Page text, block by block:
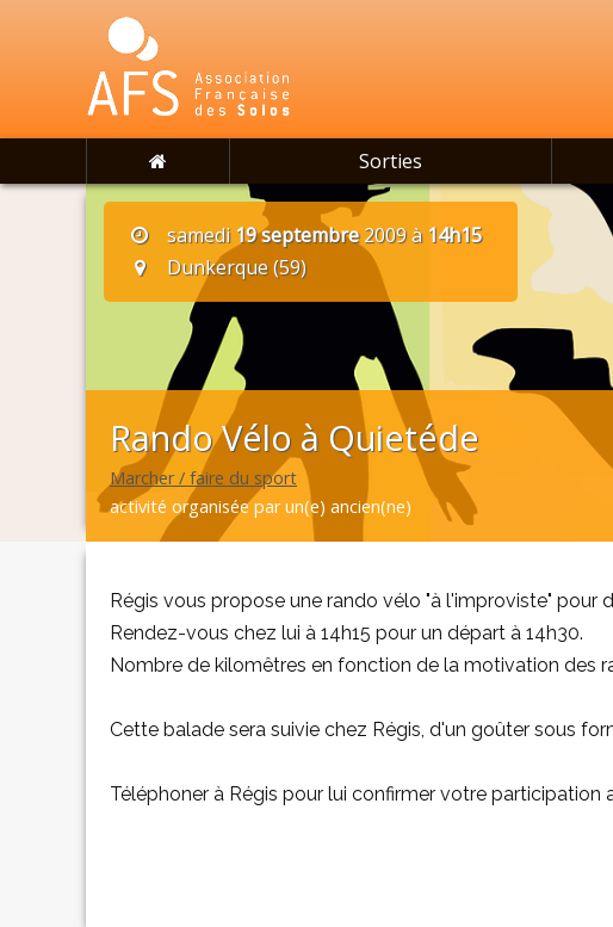
Sorties
samedi 19 septembre2009 à 14h15
Dunkerque (59)
Rando Vélo à Quietéde
Marcher / faire du sport
activité organisée par un(e) ancien(ne)
Régis vous propose une rando vélo "à l'improviste" pour
Rendez-vous chez lui à 14h15 pour un départ à 14h30.
Nombre de kilomêtres en fonction de la motivation des
Cette balade sera suivie chez Régis, d'un goûter sous
Téléphoner à Régis pour lui confirmer votre participation